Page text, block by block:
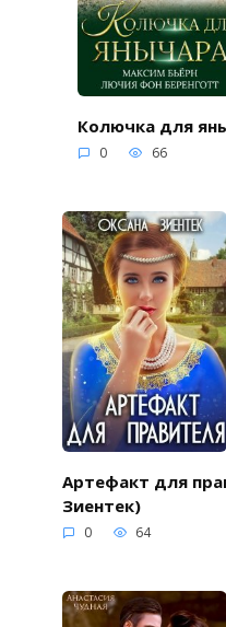
Колючка для
0 66
Артефакт для
Зиентек)
0 64